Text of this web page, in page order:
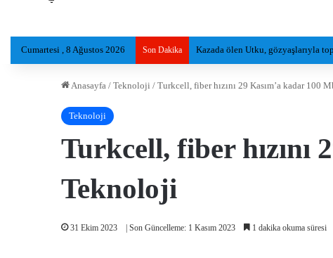
Cumartesi , 8 Ağustos 2026 Son Dakika Kazada ölen Utku, gözyaşlarıyla
Anasayfa / Teknoloji / Turkcell, fiber hızını 29 Kasım’a kadar 100
Teknoloji
Turkcell, fiber hızını
Teknoloji
31 Ekim 2023 | Son Güncelleme: 1 Kasım 2023 1 dakika okuma süresi